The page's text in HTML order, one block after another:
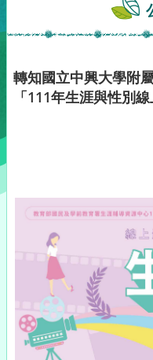
轉知國立中興大學附
「111年生涯與性別